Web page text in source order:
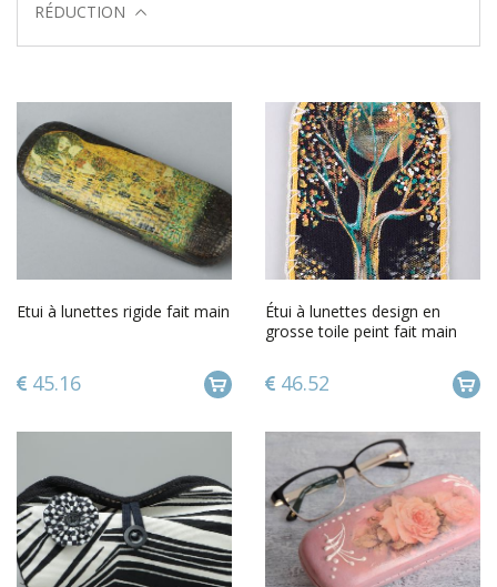
RÉDUCTION
Etui à lunettes rigide fait main
45.16
Étui à lunettes design en
grosse toile peint fait main
46.52